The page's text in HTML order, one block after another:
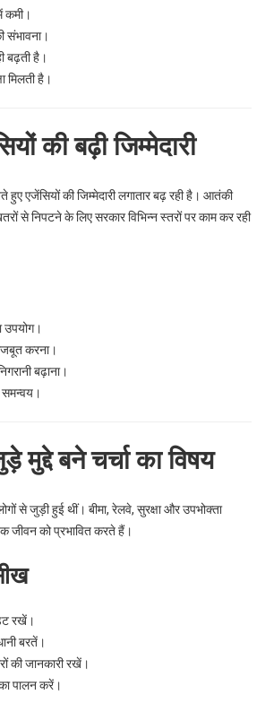
कमी।
संभावना।
बढ़ती है।
मिलती है।
की बढ़ी जिम्मेदारी
हुए एजेंसियों की जिम्मेदारी लगातार बढ़ रही है। आतंकी
से निपटने के लिए सरकार विभिन्न स्तरों पर काम कर रही
करना।
बढ़ाना।
समन्वय।
बने चर्चा का विषय
से जुड़ी हुई थीं। बीमा, रेलवे, सुरक्षा और उपभोक्ता
जीवन को प्रभावित करते हैं।
रखें।
बरतें।
की जानकारी रखें।
का पालन करें।